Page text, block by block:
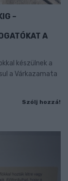
–
A
készülnek a
a Várkazamata
Szólj hozzá!